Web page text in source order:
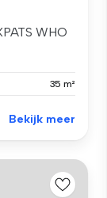
WHO
35 m²
Bekijk meer